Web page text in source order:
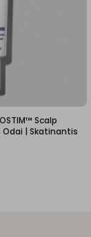
Scalp
| Skatinantis